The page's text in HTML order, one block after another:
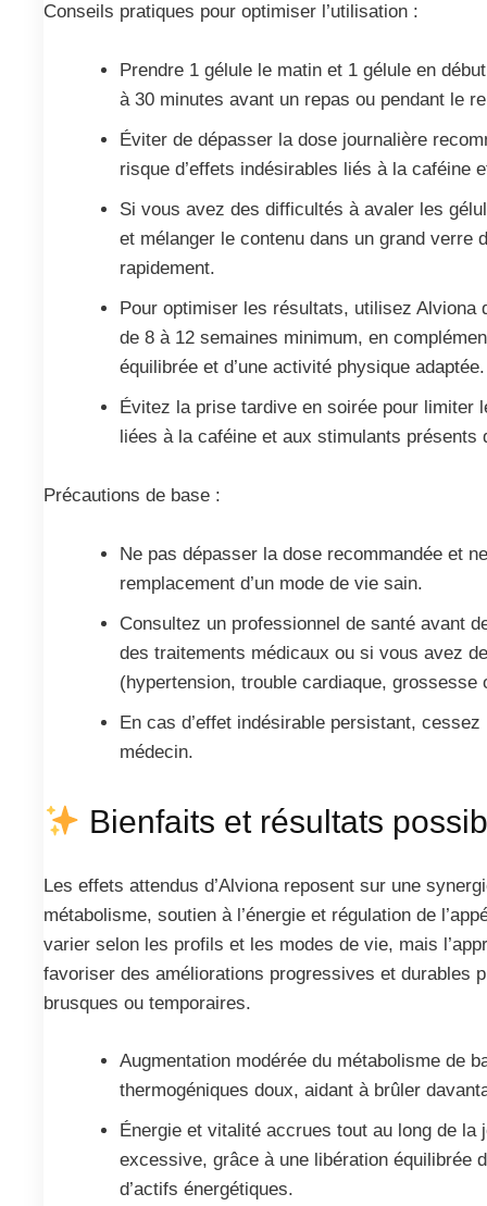
Conseils pratiques pour optimiser l’utilisation :
Prendre 1 gélule le matin et 1 gélule en
à 30 minutes avant un repas ou pendant le
Éviter de dépasser la dose journalière
risque d’effets indésirables liés à la caféine
Si vous avez des difficultés à avaler les
et mélanger le contenu dans un grand verre
rapidement.
Pour optimiser les résultats, utilisez Alviona
de 8 à 12 semaines minimum, en
équilibrée et d’une activité physique adaptée.
Évitez la prise tardive en soirée pour limiter
liées à la caféine et aux stimulants présents
Précautions de base :
Ne pas dépasser la dose recommandée et
remplacement d’un mode de vie sain.
Consultez un professionnel de santé avant
des traitements médicaux ou si vous avez
(hypertension, trouble cardiaque, grossesse
En cas d’effet indésirable persistant,
médecin.
Bienfaits et résultats
Les effets attendus d’Alviona reposent sur une
métabolisme, soutien à l’énergie et régulation de
varier selon les profils et les modes de vie, mais
favoriser des améliorations progressives et durables
brusques ou temporaires.
Augmentation modérée du métabolisme de
thermogéniques doux, aidant à brûler
Énergie et vitalité accrues tout au long de la
excessive, grâce à une libération équilibrée
d’actifs énergétiques.